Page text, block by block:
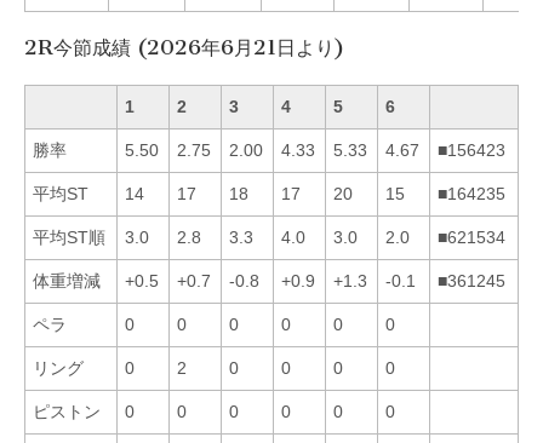
2R今節成績 (2026年6月21日より)
1 2 3 4 5 6
勝率 5.50 2.75 2.00 4.33 5.33 4.67 ■156423
平均ST 14 17 18 17 20 15 ■164235
平均ST順 3.0 2.8 3.3 4.0 3.0 2.0 ■621534
体重増減 +0.5 +0.7 -0.8 +0.9 +1.3 -0.1 ■361245
ペラ 0 0 0 0 0 0
リング 0 2 0 0 0 0
ピストン 0 0 0 0 0 0